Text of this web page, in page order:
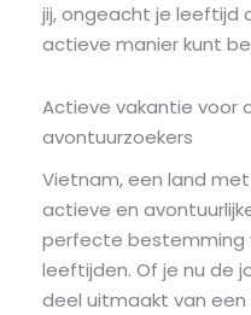
jij, ongeacht je leeftijd
actieve manier kunt
Actieve vakantie voor
avontuurzoekers
Vietnam, een land
actieve en
perfecte bestemming
leeftijden. Of je nu de
deel uitmaakt van